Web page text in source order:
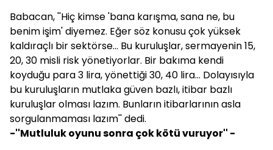
Babacan, ''Hiç kimse 'bana karışma, sana ne, bu
benim işim' diyemez. Eğer söz konusu çok yüksek
kaldıraçlı bir sektörse... Bu kuruluşlar, sermayenin 15,
20, 30 misli risk yönetiyorlar. Bir bakıma kendi
koyduğu para 3 lira, yönettiği 30, 40 lira... Dolayısıyla
bu kuruluşların mutlaka güven bazlı, itibar bazlı
kuruluşlar olması lazım. Bunların itibarlarının asla
sorgulanmaması lazım'' dedi.
-''Mutluluk oyunu sonra çok kötü vuruyor'' -